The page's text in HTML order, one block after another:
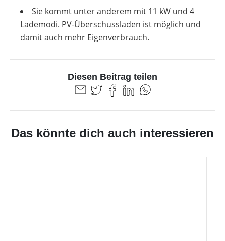
Sie kommt unter anderem mit 11 kW und 4
Lademodi. PV-Überschussladen ist möglich und
damit auch mehr Eigenverbrauch.
Diesen Beitrag teilen
Das könnte dich auch interessieren